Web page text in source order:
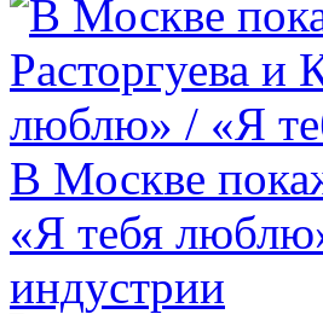
В Москве
«Я тебя
индустрии